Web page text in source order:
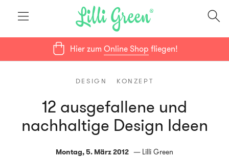
Hier zumOnline Shop fliegen!
DESIGN KONZEPT
12 ausgefallene und
nachhaltige Design Ideen
Montag, 5. März 2012 Lilli Green